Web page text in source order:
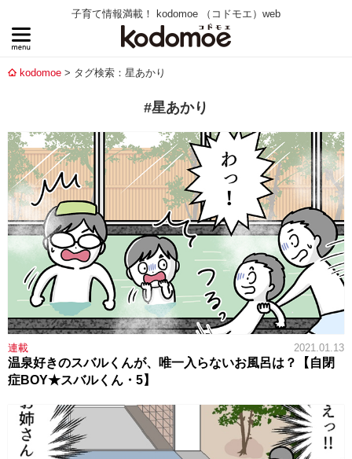
子育て情報満載！ kodomoe （コドモエ）web
kodomoe タグ検索：星あかり
#星あかり
連載 2021.01.13
温泉好きのスバルくんが、唯一入らないお風呂は？【自閉
症BOY★スバルくん・5】